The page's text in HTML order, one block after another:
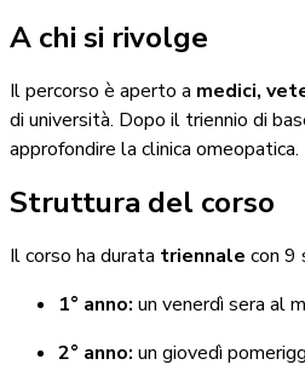
A chi si rivolge
Il percorso è aperto a medici,
di università. Dopo il triennio di
approfondire la clinica omeopatica.
Struttura del corso
Il corso ha durata triennale con 9
1° anno: un venerdì sera al
2° anno: un giovedì